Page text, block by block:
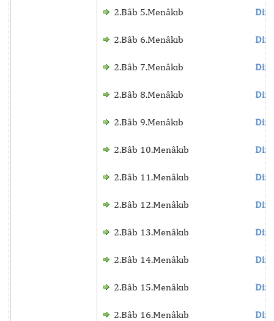
2.Bâb 5.Menâkıb
2.Bâb 6.Menâkıb
2.Bâb 7.Menâkıb
2.Bâb 8.Menâkıb
2.Bâb 9.Menâkıb
2.Bâb 10.Menâkıb
2.Bâb 11.Menâkıb
2.Bâb 12.Menâkıb
2.Bâb 13.Menâkıb
2.Bâb 14.Menâkıb
2.Bâb 15.Menâkıb
2.Bâb 16.Menâkıb